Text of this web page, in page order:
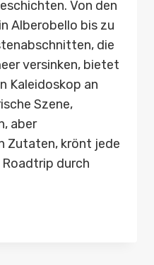
Von den
Alberobello bis zu
die
versinken, bietet
Kaleidoskop an
Szene,
aber
Zutaten, krönt jede
Roadtrip durch